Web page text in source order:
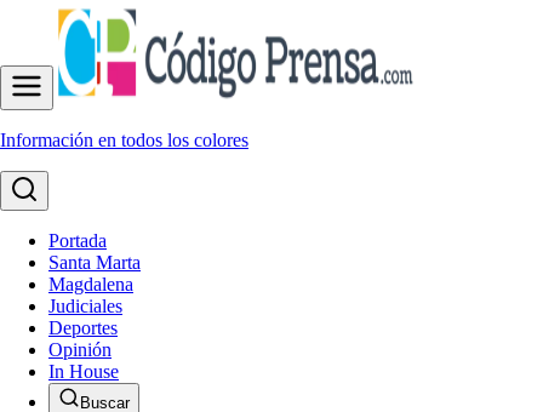
Información en todos los colores
Portada
Santa Marta
Magdalena
Judiciales
Deportes
Opinión
In House
Buscar